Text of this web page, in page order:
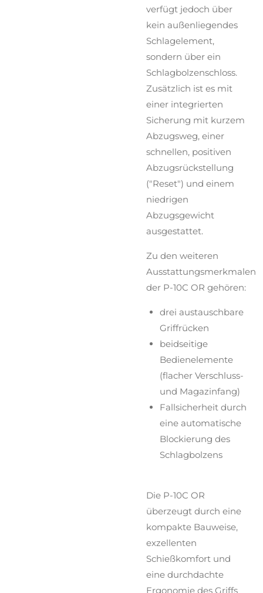
verfügt jedoch über
kein außenliegendes
Schlagelement,
sondern über ein
Schlagbolzenschloss.
Zusätzlich ist es mit
einer integrierten
Sicherung mit kurzem
Abzugsweg, einer
schnellen, positiven
Abzugsrückstellung
("Reset") und einem
niedrigen
Abzugsgewicht
ausgestattet.
Zu den weiteren
Ausstattungsmerkmalen
der P-10C OR gehören:
drei austauschbare
Griffrücken
beidseitige
Bedienelemente
(flacher Verschluss-
und Magazinfang)
Fallsicherheit durch
eine automatische
Blockierung des
Schlagbolzens
Die P-10C OR
überzeugt durch eine
kompakte Bauweise,
exzellenten
Schießkomfort und
eine durchdachte
Ergonomie des Griffs